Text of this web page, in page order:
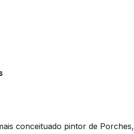
conceituado pintor de Porches,